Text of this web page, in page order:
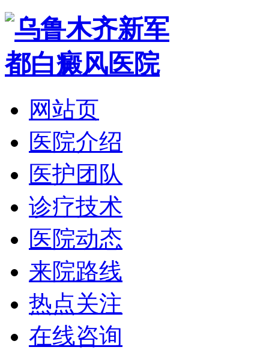
网站页
医院介绍
医护团队
诊疗技术
医院动态
来院路线
热点关注
在线咨询